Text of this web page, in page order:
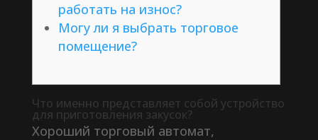
работать на износ?
Могу ли я выбрать торговое
помещение?
Что именно представляет собой устройство
для приготовления закусок?
Хороший торговый автомат,